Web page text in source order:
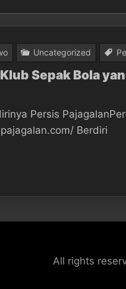
Uncategorized
Sepak Bola
Persis
Berdiri
All rights